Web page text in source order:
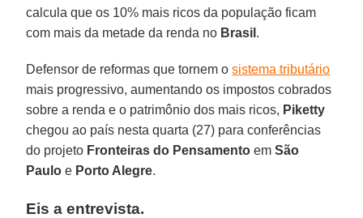
calcula que os 10% mais ricos da população ficam
com mais da metade da renda no Brasil .
Defensor de reformas que tornem osistema tributário
mais progressivo, aumentando os impostos cobrados
sobre a renda e o patrimônio dos mais ricos, Piketty
chegou ao país nesta quarta (27) para conferências
do projeto Fronteiras do Pensamento emSão
Paulo e Porto Alegre.
Eis a entrevista.